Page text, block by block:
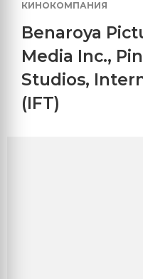
КИНОКОМПАНИЯ
Benaroya
Media Inc.,
Studios,
(IFT)